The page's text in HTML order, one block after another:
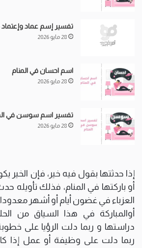
تفسير إسم عماد وإعتماد
28 مايو 2026
اسم احسان في المنام
28 مايو 2026
تفسير اسم سوسن في
28 مايو 2026
إذا حدثتها بقول فيه خير، فإن الخير
أو باركتها في المنام، فذلك
العزباء في غضون أيام أو أشهر
أوالمباركة في هذا السياق من
دراستها و ربما دلت الرؤيا على
ربما دلت على وظيفة أو عمل إذا